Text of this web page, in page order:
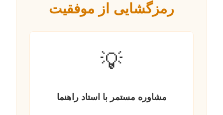
رمزگشایی از موفقیت
💡
مشاوره مستمر با استاد راهنما